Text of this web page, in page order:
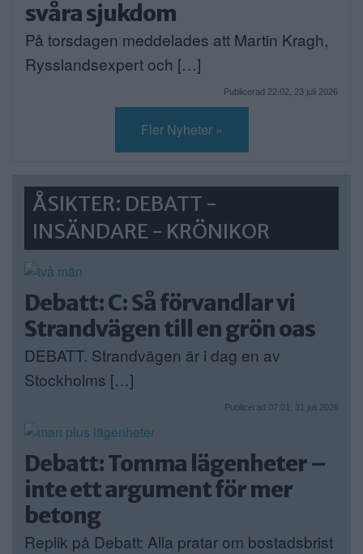
svåra sjukdom
På torsdagen meddelades att Martin Kragh,
Rysslandsexpert och […]
Publicerad 22:02, 23 juli 2026
Fler Nyheter »
ÅSIKTER: DEBATT -
INSÄNDARE - KRÖNIKOR
Debatt: C: Så förvandlar vi
Strandvägen till en grön oas
DEBATT. Strandvägen är i dag en av
Stockholms […]
Publicerad 07:01, 31 juli 2026
Debatt: Tomma lägenheter –
inte ett argument för mer
betong
Replik på Debatt: Alla pratar om bostadsbrist